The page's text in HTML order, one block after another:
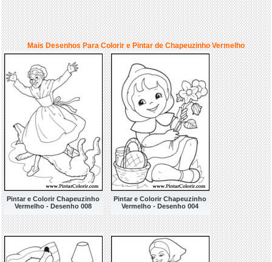
Mais Desenhos Para Colorir e Pintar de Chapeuzinho Vermelho
Pintar e Colorir Chapeuzinho
Vermelho - Desenho 008
Pintar e Colorir Chapeuzinho
Vermelho - Desenho 004